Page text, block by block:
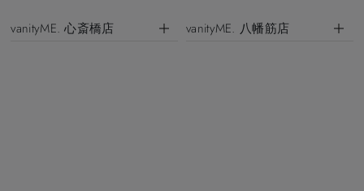
vanityME. 心斎橋店 vanityME. 八幡筋店